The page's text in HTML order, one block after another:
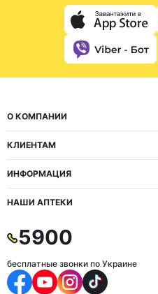
О КОМПАНИИ
КЛИЕНТАМ
ИНФОРМАЦИЯ
НАШИ АПТЕКИ
5900
бесплатные звонки по Украине